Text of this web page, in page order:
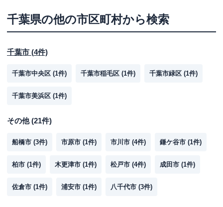
千葉県の他の市区町村から検索
千葉市 (4件)
千葉市中央区 (1件) 千葉市稲毛区 (1件) 千葉市緑区 (1件)
千葉市美浜区 (1件)
その他(21件)
船橋市 (3件) 市原市 (1件) 市川市 (4件) 鎌ケ谷市 (1件)
柏市 (1件) 木更津市 (1件) 松戸市 (4件) 成田市 (1件)
佐倉市 (1件) 浦安市 (1件) 八千代市 (3件)